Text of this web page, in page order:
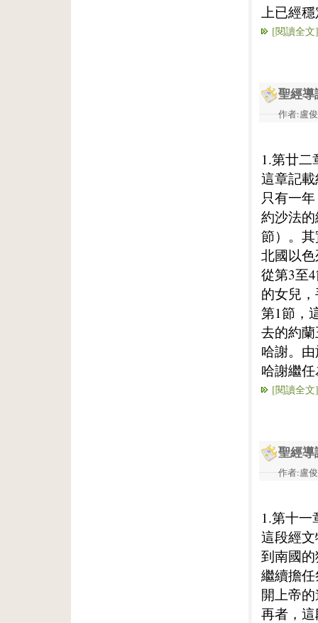
上已經
[閱讀全文]
聖經導
作者:盧
1.第廿二
這章記
只有一
約沙法
節）。
北國以
從第3至
的女兒
第1節，
去的約
哈謝。
哈謝繼
[閱讀全文]
聖經導
作者:盧
1.第十一
這段經
到南國
繼續擔
開上帝
再者，